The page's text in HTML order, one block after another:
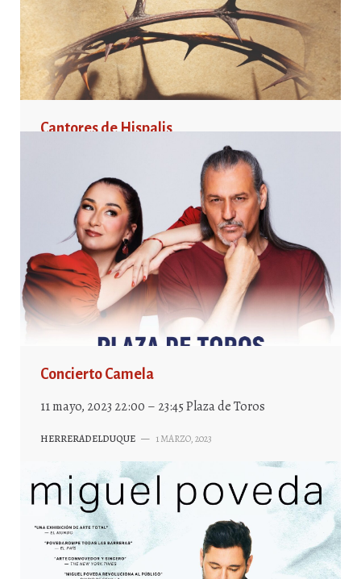
Cantores de Hispalis
1 abril, 2023 21:30 – 23:45 Pabellón Recinto Ferial
HERRERADELDUQUE 13 MARZO, 2023
Concierto Camela
11 mayo, 2023 22:00 – 23:45 Plaza de Toros
HERRERADELDUQUE — 1 MARZO, 2023